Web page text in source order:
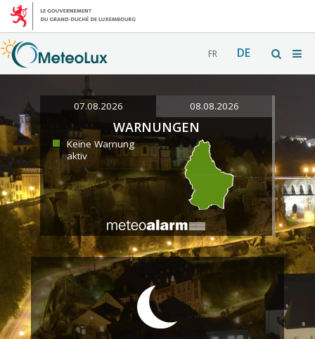
FR DE
07.08.2026 08.08.2026
WARNUNGEN
Keine Warnung
aktiv